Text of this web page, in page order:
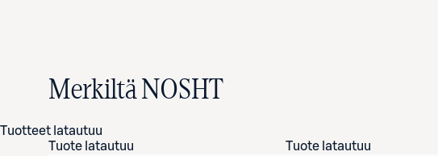
Merkiltä NOSHT
Tuotteet latautuu
Tuote latautuu
Tuote latautuu